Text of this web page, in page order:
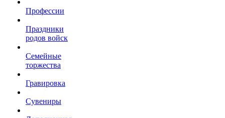
Профессии
Праздники
родов войск
Семейные
торжества
Гравировка
Сувениры